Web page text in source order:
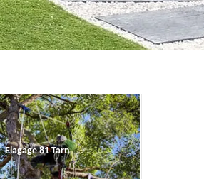
Elagage 81 Tarn